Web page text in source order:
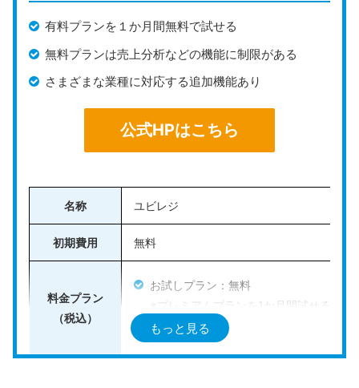
化が図れます。
また、1店舗のみの利用に限られますが、月額0円で基本
的なPOSレジ機能を利用できるフリープランがあり、コ
さらに、「STORES 決済」と連携させることで、キャ
ッシュレス決済にも対応可能になっています。
公式HPはこちら
有料プランを１か月間無料で試せる
無料プランは売上分析などの機能に制限がある
さまざまな業種に対応する追加機能あり
公式HPはこちら
名称 ユビレジ
初期費用 無料
料金プラン
（税込）
お試しプラン：無料
※プレミアムプランを1か月間試せるプ
プレミアムプラン：7,590円
もっと見る